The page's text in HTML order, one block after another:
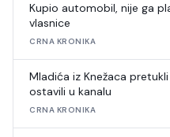
Kupio automobil, nije ga
vlasnice
CRNA KRONIKA
Mladića iz Knežaca
ostavili u kanalu
CRNA KRONIKA